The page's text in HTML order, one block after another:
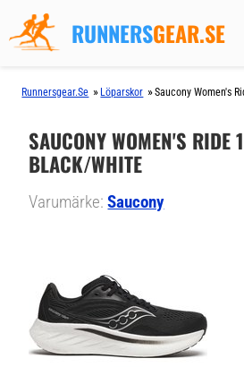
RUNNERSGEAR.SE
Runnersgear.se » Löparskor »Saucony Women's
SAUCONY WOMEN'S RIDE
BLACK/WHITE
Varumärke:Saucony